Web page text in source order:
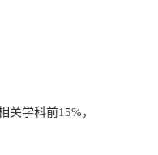
关学科前15%，